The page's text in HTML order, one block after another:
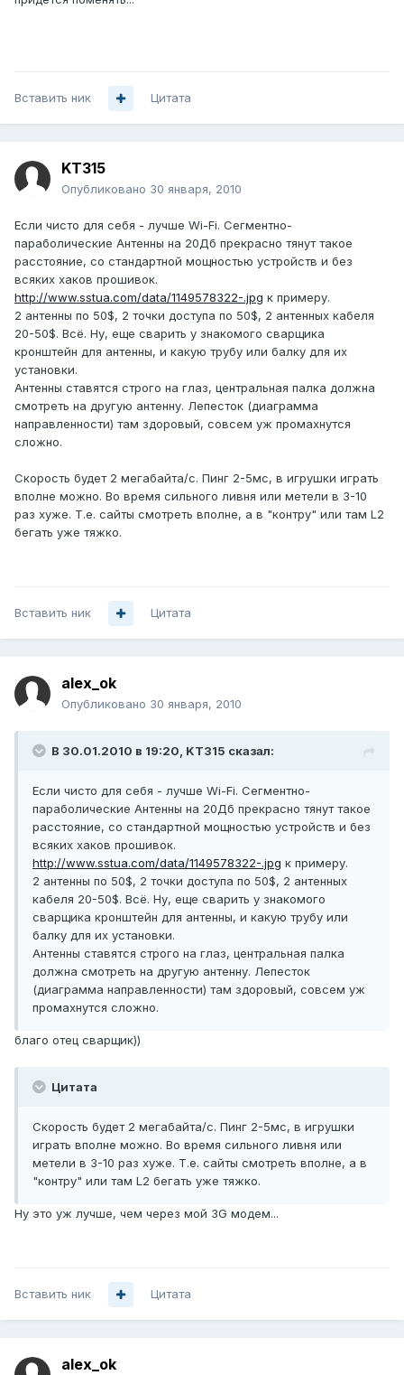
Вставить ник Цитата
KT315
Опубликовано 30 января, 2010
Если чисто для себя - лучше Wi-Fi. Сегментно-
параболические Антенны на 20Дб прекрасно тянут такое
расстояние, со стандартной мощностью устройств и без
всяких хаков прошивок.
http://www.sstua.com/data/1149578322-.jpg к примеру.
2 антенны по 50$, 2 точки доступа по 50$, 2 антенных кабеля
20-50$. Всё. Ну, еще сварить у знакомого сварщика
кронштейн для антенны, и какую трубу или балку для их
установки.
Антенны ставятся строго на глаз, центральная палка должна
смотреть на другую антенну. Лепесток (диаграмма
направленности) там здоровый, совсем уж промахнутся
сложно.
Скорость будет 2 мегабайта/с. Пинг 2-5мс, в игрушки играть
вполне можно. Во время сильного ливня или метели в 3-10
раз хуже. Т.е. сайты смотреть вполне, а в "контру" или там L2
бегать уже тяжко.
Вставить ник Цитата
alex_ok
Опубликовано 30 января, 2010
В 30.01.2010 в 19:20, KT315 сказал:
Если чисто для себя - лучше Wi-Fi. Сегментно-
параболические Антенны на 20Дб прекрасно тянут такое
расстояние, со стандартной мощностью устройств и без
всяких хаков прошивок.
http://www.sstua.com/data/1149578322-.jpg к примеру.
2 антенны по 50$, 2 точки доступа по 50$, 2 антенных
кабеля 20-50$. Всё. Ну, еще сварить у знакомого
сварщика кронштейн для антенны, и какую трубу или
балку для их установки.
Антенны ставятся строго на глаз, центральная палка
должна смотреть на другую антенну. Лепесток
(диаграмма направленности) там здоровый, совсем уж
промахнутся сложно.
благо отец сварщик))
Цитата
Скорость будет 2 мегабайта/с. Пинг 2-5мс, в игрушки
играть вполне можно. Во время сильного ливня или
метели в 3-10 раз хуже. Т.е. сайты смотреть вполне, а в
"контру" или там L2 бегать уже тяжко.
Ну это уж лучше, чем через мой 3G модем...
Вставить ник Цитата
alex_ok